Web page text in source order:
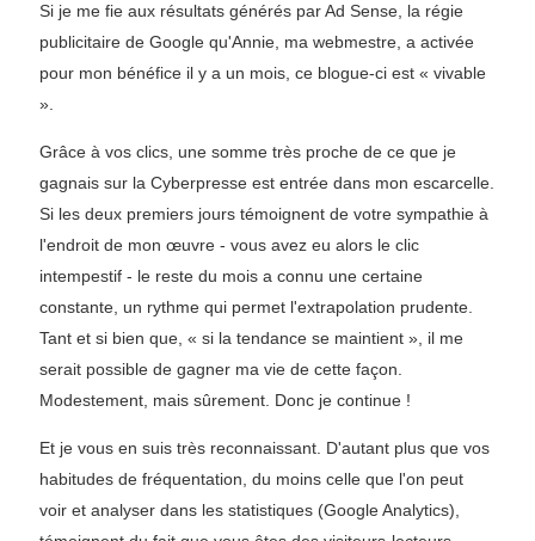
Si je me fie aux résultats générés par Ad Sense, la régie
publicitaire de Google qu'Annie, ma webmestre, a activée
pour mon bénéfice il y a un mois, ce blogue-ci est « vivable
».
Grâce à vos clics, une somme très proche de ce que je
gagnais sur la Cyberpresse est entrée dans mon escarcelle.
Si les deux premiers jours témoignent de votre sympathie à
l'endroit de mon œuvre - vous avez eu alors le clic
intempestif - le reste du mois a connu une certaine
constante, un rythme qui permet l'extrapolation prudente.
Tant et si bien que, « si la tendance se maintient », il me
serait possible de gagner ma vie de cette façon.
Modestement, mais sûrement. Donc je continue !
Et je vous en suis très reconnaissant. D'autant plus que vos
habitudes de fréquentation, du moins celle que l'on peut
voir et analyser dans les statistiques (Google Analytics),